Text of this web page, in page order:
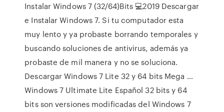
Instalar Windows 7 (32/64)Bits 💻2019 Descargar
e Instalar Windows 7. Si tu computador esta
muy lento y ya probaste borrando temporales y
buscando soluciones de antivirus, además ya
probaste de mil manera y no se soluciona.
Descargar Windows 7 Lite 32 y 64 bits Mega …
Windows 7 Ultimate Lite Español 32 bits y 64
bits son versiones modificadas del Windows 7